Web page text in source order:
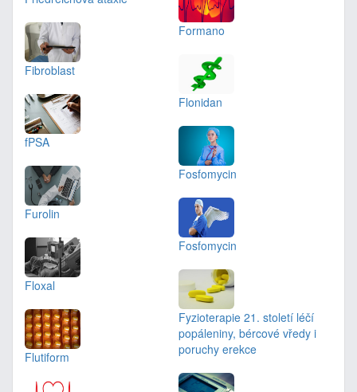
Fibroblast
fPSA
Furolin
Floxal
Flutiform
Formano
Flonidan
Fosfomycin
Fosfomycin
Fyzioterapie 21. století léčí
popáleniny, bércové vředy i
poruchy erekce